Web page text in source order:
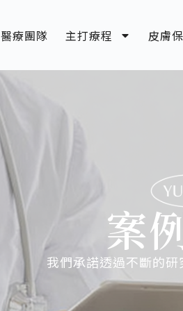
醫療團隊 主打療程 皮膚
案
我們承諾透過不斷的